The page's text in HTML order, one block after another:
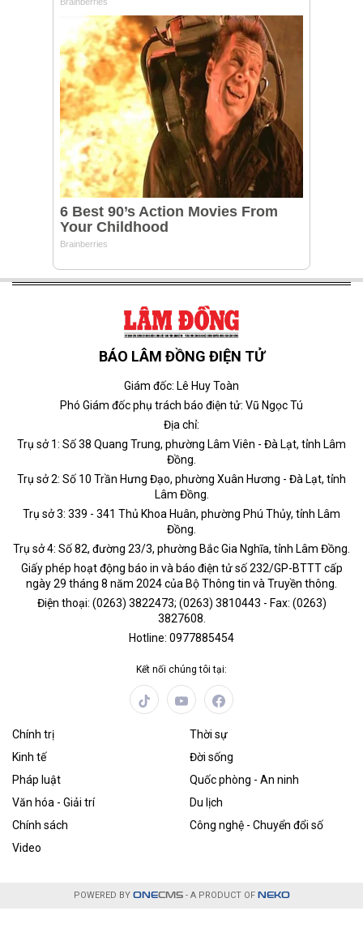
BÁO LÂM ĐỒNG ĐIỆN TỬ
Giám đốc: Lê Huy Toàn
Phó Giám đốc phụ trách báo điện tử: Vũ Ngọc Tú
Địa chỉ:
Trụ sở 1: Số 38 Quang Trung, phường Lâm Viên - Đà Lạt, tỉnh Lâm
Đồng.
Trụ sở 2: Số 10 Trần Hưng Đạo, phường Xuân Hương - Đà Lạt, tỉnh
Lâm Đồng.
Trụ sở 3: 339 - 341 Thủ Khoa Huân, phường Phú Thủy, tỉnh Lâm
Đồng.
Trụ sở 4: Số 82, đường 23/3, phường Bắc Gia Nghĩa, tỉnh Lâm Đồng.
Giấy phép hoạt động báo in và báo điện tử số 232/GP-BTTT cấp
ngày 29 tháng 8 năm 2024 của Bộ Thông tin và Truyền thông.
Điện thoại: (0263) 3822473; (0263) 3810443 - Fax: (0263)
3827608.
Hotline: 0977885454
Kết nối chúng tôi tại:
Chính trị
Thời sự
Kinh tế
Đời sống
Pháp luật
Quốc phòng - An ninh
Văn hóa - Giải trí
Du lịch
Chính sách
Công nghệ - Chuyển đổi số
Video
POWERED BY ONECMS- A PRODUCT OF NEKO